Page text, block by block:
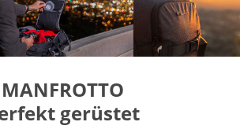
MANFROTTO
gerüstet